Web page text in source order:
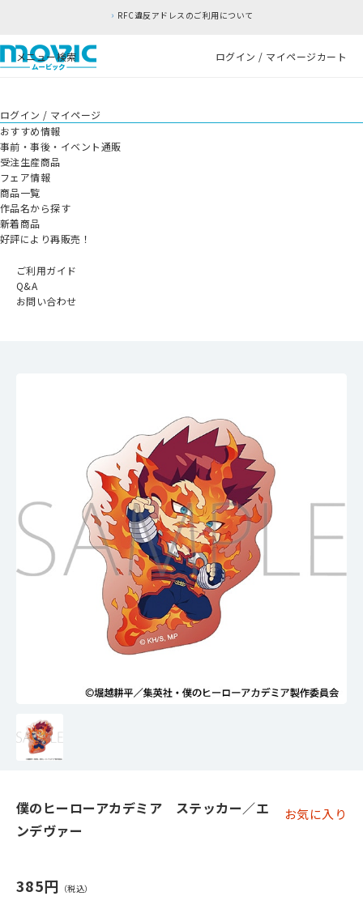
RFC違反アドレスのご利用について
メニュー検索 ログイン / マイページカート
ログイン / マイページ
おすすめ情報
事前・事後・イベント通販
受注生産商品
フェア情報
商品一覧
作品名から探す
新着商品
好評により再販売！
ご利用ガイド
Q&A
お問い合わせ
僕のヒーローアカデミア ステッカー／エ
ンデヴァー
お気に入り
385円